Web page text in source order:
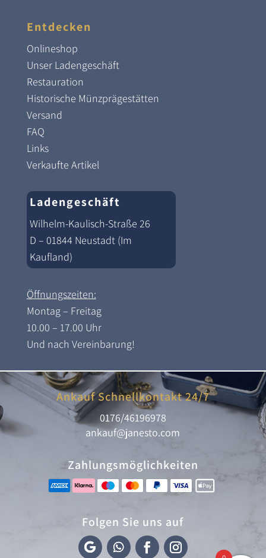
Entdecken
Onlineshop
Unser Ladengeschäft
Restauration
Historische Münzprägestätten
Versand
FAQ
Links
Verkaufte Artikel
Ladengeschäft
Wilhelm-Kaulisch-Straße 26
D – 01844 Neustadt (Im
Kaufland)
Öffnungszeiten:
Montag – Freitag
10.00 – 17.00 Uhr
Und nach Vereinbarung!
Ankauf Schnellkontakt 24/7
0176/46196978
ankauf@janesto.com
Zahlungsmöglichkeiten
Folgen Sie uns auf